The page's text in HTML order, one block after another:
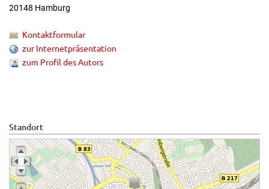
20148 Hamburg
Kontaktformular
zur Internetpräsentation
zum Profil des Autors
Standort